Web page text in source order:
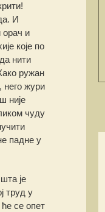
И
орач и
које по
нити
ружан
него жури
није
чуду
падне у
је
труд у
се опет